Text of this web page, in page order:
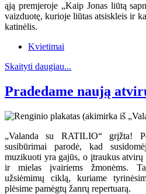
ąją premjeroje „Kaip Jonas liūtą
vaizduotę, kurioje liūtas atsiskleis ir
katinėlis.
Kvietimai
Skaityti daugiau...
Pradedame naują
„Valanda su RATILIO“ grįžta!
susibūrimai parodė, kad
muzikuoti yra gajūs, o įtraukus
ir mielas įvairiems žmonėms.
užsiėmimų ciklą, kuriame
plėsime pamėgtų žanrų repertuarą.